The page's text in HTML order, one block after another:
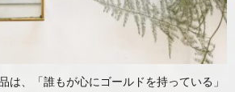
は、「誰もが心にゴールドを持っている」